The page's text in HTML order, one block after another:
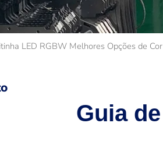
LED RGBW Melhores Opções de
Guia